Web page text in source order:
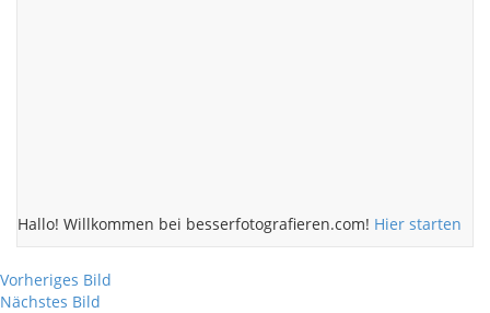
Hallo! Willkommen bei besserfotografieren.com! Hier starten
Vorheriges Bild
Nächstes Bild